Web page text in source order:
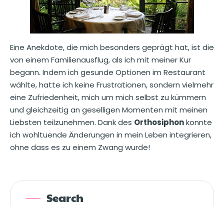
Eine Anekdote, die mich besonders geprägt hat, ist die
von einem Familienausflug, als ich mit meiner Kur
begann. Indem ich gesunde Optionen im Restaurant
wählte, hatte ich keine Frustrationen, sondern vielmehr
eine Zufriedenheit, mich um mich selbst zu kümmern
und gleichzeitig an geselligen Momenten mit meinen
Liebsten teilzunehmen. Dank des Orthosiphonkonnte
ich wohltuende Änderungen in mein Leben integrieren,
ohne dass es zu einem Zwang wurde!
Search